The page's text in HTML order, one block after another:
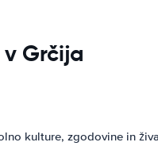
Grčija
kulture, zgodovine in